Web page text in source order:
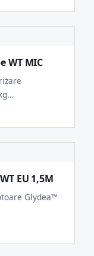
WT MIC
EU 1,5M
Glydea™